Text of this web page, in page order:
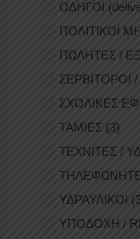
ΟΔΗΓΟΙ
ΠΟΛΙΤΙΚΟΙ
ΠΩΛΗΤΕΣ /
ΣΕΡΒΙΤΟΡΟΙ
ΣΧΟΛΙΚΕΣ
ΤΑΜΙΕΣ (3)
ΤΕΧΝΙΤΕΣ /
ΥΔΡΑΥΛΙΚΟΙ
ΥΠΟΔΟΧΗ /